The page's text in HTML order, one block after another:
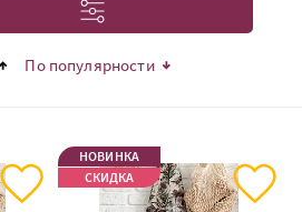
По популярности
НОВИНКА
СКИДКА